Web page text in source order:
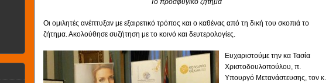
Το προσφυγικό ζήτημα
Οι ομιλητές ανέπτυξαν με εξαιρετικό τρόπος και ο καθένας από τη δική του σκοπιά το
ζήτημα. Ακολούθησε συζήτηση με το κοινό και δευτερολογίες.
Ευχαριστούμε την κα Τασία
Χριστοδουλοπούλου, π.
Υπουργό Μετανάστευσης, τον κ.